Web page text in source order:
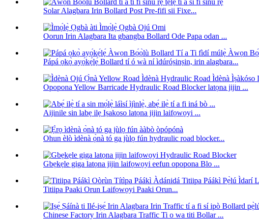
Solar Alagbara Irin Bollard Post Pre-fifi sii Fixe...
Oorun Irin Alagbara Ita gbangba Bollard Ode Papa odan ...
Pápá ọkọ̀ ayọ́kẹ́lẹ́ Bollard tí ó wà ní ìdúróṣinṣin, irin alagbara...
Opopona Yellow Barricade Hydraulic Road Blocker latọna jijin ...
Aijinile sin labẹ ilẹ Iṣakoso latọna jijin laifọwọyi ...
Ohun èlò ìdènà ọ̀nà tó ga jùlọ fún hydraulic road blocker...
Gbẹkẹle giga latọna jijin laifọwọyi eefun opopona Blo ...
Titiipa Paaki Orun Laifọwọyi Paaki Orun...
Chinese Factory Irin Alagbara Traffic Ti o wa titi Bollar ...